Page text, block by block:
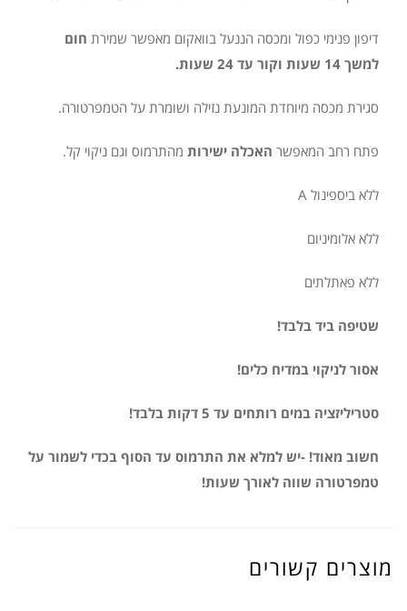
דיפון פנימי כפול ומכסה הננעל בוואקום מאפשר שמירת חום
למשך 14 שעות וקור עד 24 שעות.
סגירת מכסה מיוחדת המונעת נזילה ושומרת על הטמפרטורה.
פתח רחב המאפשר האכלה ישירות מהתרמוס וגם ניקוי קל.
ללא ביספינול A
ללא אלומיניום
ללא פאתלתים
שטיפה ביד בלבד!
אסור לניקוי במדיח כלים!
סטריליזציה במים רותחים עד 5 דקות בלבד!
חשוב מאוד! -יש למלא את התרמוס עד הסוף בכדי לשמור על
טמפרטורה שווה לאורך שעות!
מוצרים קשורים